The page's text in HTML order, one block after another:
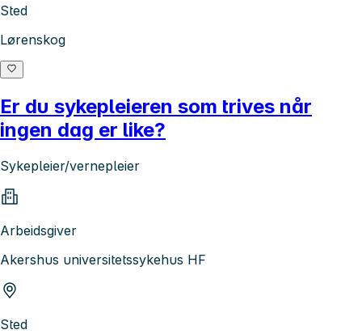
Sted
Lørenskog
Er du sykepleieren som trives når
ingen dag er like?
Sykepleier/vernepleier
Arbeidsgiver
Akershus universitetssykehus HF
Sted